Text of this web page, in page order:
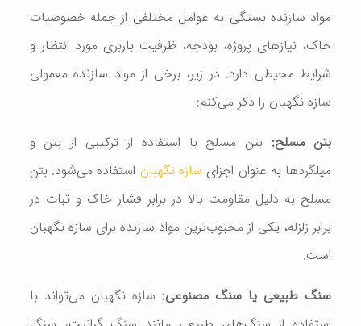
مواد سازنده بستگی به عوامل مختلفی از جمله خصوصیات
خاک، نیازهای پروژه، بودجه، ظرفیت باربری مورد انتظار و
شرایط محیطی دارد. در زیر، برخی از مواد سازنده معمولی
سازه نگهبان را ذکر می‌کنم:
بتن مسلح: بتن مسلح با استفاده از ترکیبی از بتن و
میلگردها به عنوان اجزای سازه نگهبان استفاده می‌شود. بتن
مسلح به دلیل مقاومت بالا در برابر فشار خاک و ثبات در
برابر زلزله، یکی از محبوب‌ترین مواد سازنده برای سازه نگهبان
است.
سنگ طبیعی یا سنگ مصنوعی: سازه نگهبان می‌تواند با